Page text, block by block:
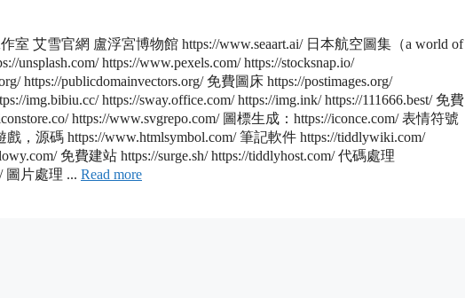
艾雪官網 盧浮宮博物館 https://www.seaart.ai/ 日本航空圖集（a world of
https://www.pexels.com/ https://stocksnap.io/
https://publicdomainvectors.org/ 免費圖床 https://postimages.org/
img.bibiu.cc/ https://sway.office.com/ https://img.ink/ https://111666.best/ 免費
https://www.svgrepo.com/ 圖標生成：https://iconce.com/ 表情符號
，源碼 https://www.htmlsymbol.com/ 筆記軟件 https://tiddlywiki.com/
免費建站 https://surge.sh/ https://tiddlyhost.com/ 代碼處理
圖片處理 ... Read more